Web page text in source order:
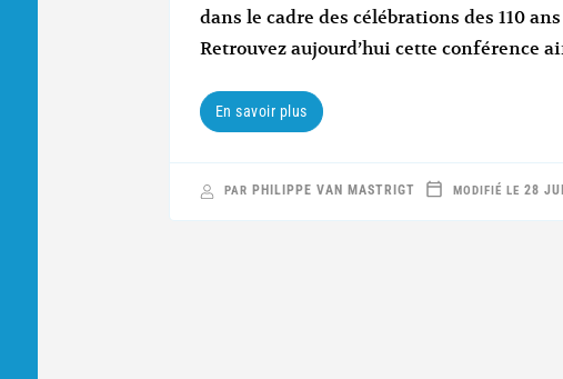
dans le cadre des célébrations des 110
Retrouvez aujourd’hui cette conférence
En savoir plus
PAR PHILIPPE VAN MASTRIGT MODIFIÉ LE 28